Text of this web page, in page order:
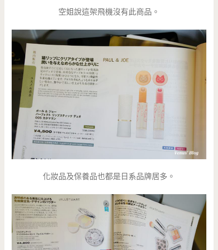
空姐說這架飛機沒有此商品。
化妝品及保養品也都是日系品牌居多。